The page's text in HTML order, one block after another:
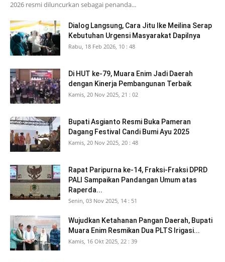
2026 resmi diluncurkan sebagai penanda...
Dialog Langsung, Cara Jitu Ike Meilina Serap
Kebutuhan Urgensi Masyarakat Dapilnya
Rabu, 18 Feb 2026, 10 : 48
Di HUT ke-79, Muara Enim Jadi Daerah
dengan Kinerja Pembangunan Terbaik
Kamis, 20 Nov 2025, 21 : 02
Bupati Asgianto Resmi Buka Pameran
Dagang Festival Candi Bumi Ayu 2025
Kamis, 20 Nov 2025, 20 : 48
Rapat Paripurna ke-14, Fraksi-Fraksi DPRD
PALI Sampaikan Pandangan Umum atas
Raperda...
Senin, 03 Nov 2025, 14 : 51
Wujudkan Ketahanan Pangan Daerah, Bupati
Muara Enim Resmikan Dua PLTS Irigasi...
Kamis, 16 Okt 2025, 22 : 39